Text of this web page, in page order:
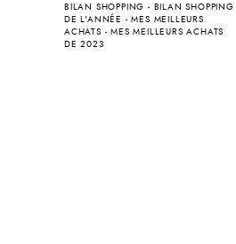
BILAN SHOPPING - BILAN SHOPPING
DE L'ANNÉE -MES MEILLEURS
ACHATS -MES MEILLEURS ACHATS
DE 2023